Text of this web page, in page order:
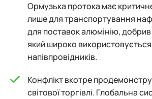
Ормузька протока має
лише для транспортування
для поставок алюмінію, добрив
який широко
напівпровідників.
Конфлікт вкотре
світової торгівлі. Глобальна